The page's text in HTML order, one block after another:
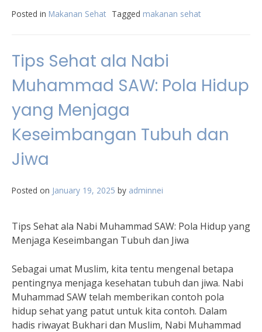
Posted in Makanan Sehat Tagged makanan sehat
Tips Sehat ala Nabi
Muhammad SAW: Pola Hidup
yang Menjaga
Keseimbangan Tubuh dan
Jiwa
Posted on January 19, 2025 by adminnei
Tips Sehat ala Nabi Muhammad SAW: Pola Hidup yang
Menjaga Keseimbangan Tubuh dan Jiwa
Sebagai umat Muslim, kita tentu mengenal betapa
pentingnya menjaga kesehatan tubuh dan jiwa. Nabi
Muhammad SAW telah memberikan contoh pola
hidup sehat yang patut untuk kita contoh. Dalam
hadis riwayat Bukhari dan Muslim, Nabi Muhammad